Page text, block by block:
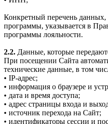
Конкретный перечень
программы, указывается в
программы лояльности.
2.2. Данные, которые
При посещении Сайта
технические данные, в том
• IP-адрес;
• информация о браузере и
• дата и время доступа;
• адрес страницы входа и
• источник перехода на Сайт;
• идентификаторы сессии и